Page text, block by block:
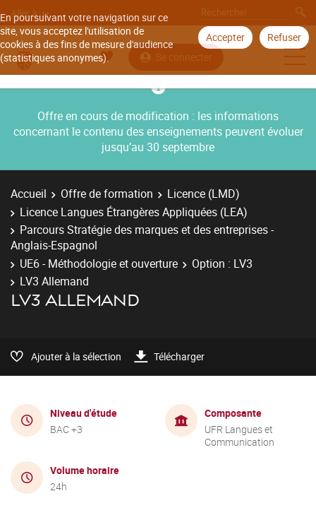
En poursuivant votre navigation sur ce
site, vous acceptez l'utilisation de
cookies à des fins de mesure d'audience
(statistiques anonymes).
Accepter Refuser
Aller à
Se connecter
Offre en cours de modification : les informations
concernant le contenu des enseignements peuvent évoluer
jusqu’au 30 septembre
Accueil Offre de formation
Licence (LMD)
Licence Langues Étrangères Appliquées (LEA)
Parcours Stratégie des marques et des entreprises -
Anglais-Espagnol
UE6 - Méthodologie et ouverture
Option : LV3
LV3 Allemand
LV3 ALLEMAND
Ajouter à la sélection Télécharger
Niveau d'étude
BAC +3
Composante
UFR Langues et
Communication
Volume horaire
24h